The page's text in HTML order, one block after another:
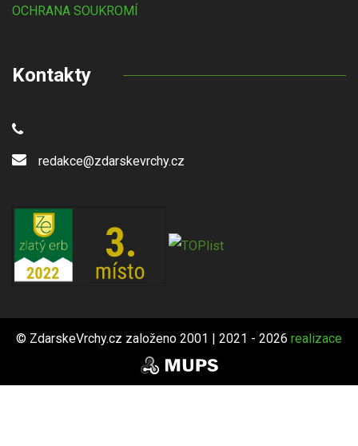
OCHRANA SOUKROMÍ
Kontakty
redakce@zdarskevrchy.cz
© ZdarskeVrchy.cz založeno 2001 | 2021 - 2026 realizace